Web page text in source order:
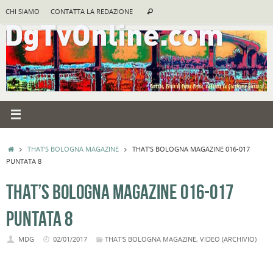
contenuto
CHI SIAMO CONTATTA LA REDAZIONE Cerca
HOMETHAT'S BOLOGNA MAGAZINE
THAT’S BOLOGNA MAGAZINE 016-017
PUNTATA 8
THAT’S BOLOGNA MAGAZINE 016-017
PUNTATA 8
MDG 02/01/2017 THAT'S BOLOGNA MAGAZINE, VIDEO (ARCHIVIO)